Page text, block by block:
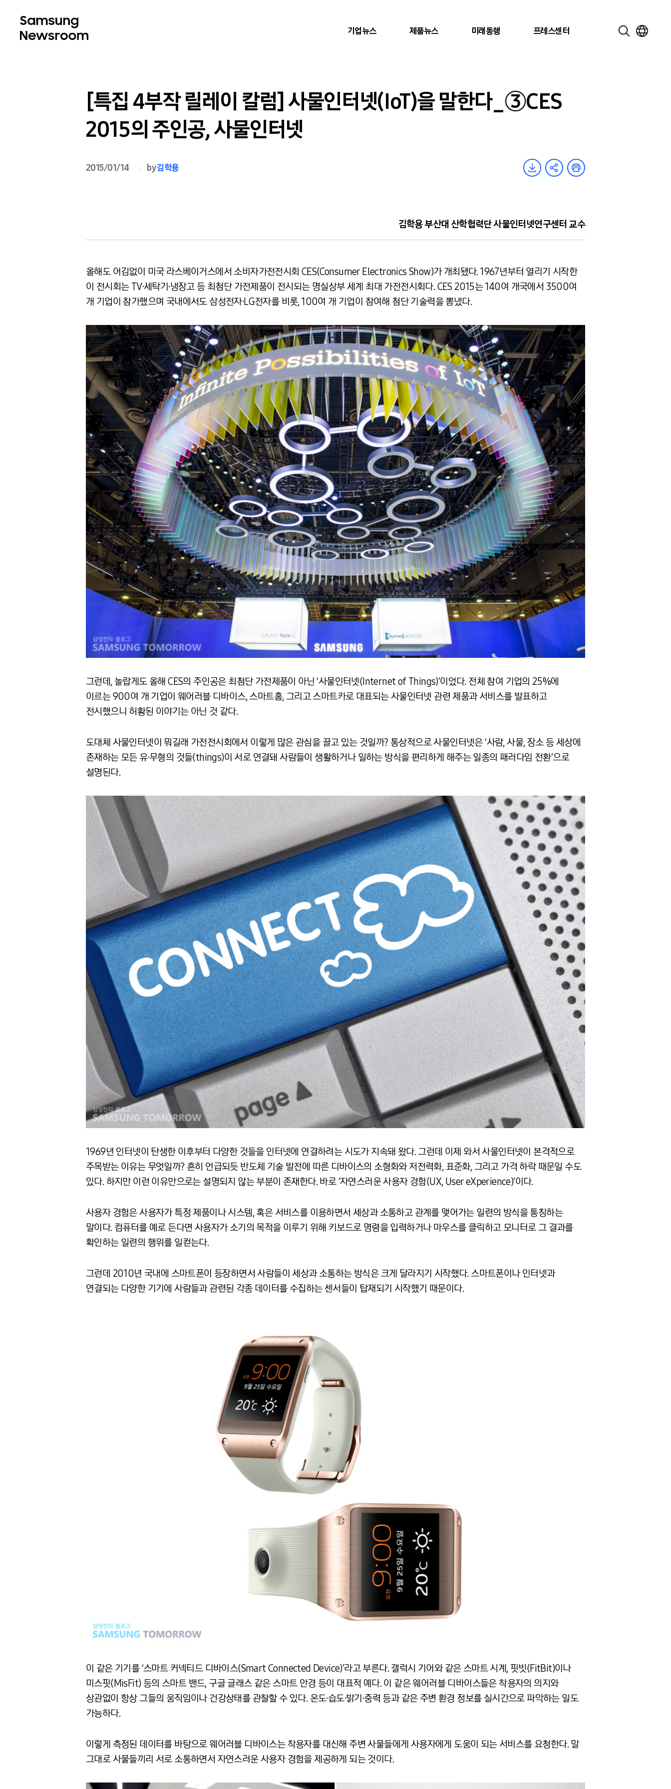
기업뉴스 제품뉴스 미래동행 프레스센터
[특집 4부작 릴레이 칼럼] 사물인터넷(IoT)을 말한다_③CES
2015의 주인공, 사물인터넷
2015/01/14 by김학용
김학용 부산대 산학협력단 사물인터넷연구센터 교수
올해도 어김없이 미국 라스베이거스에서 소비자가전전시회 CES(Consumer Electronics Show)가 개최됐다. 1967년부터 열리기 시작한
이 전시회는 TV·세탁기·냉장고 등 최첨단 가전제품이 전시되는 명실상부 세계 최대 가전전시회다. CES 2015는 140여 개국에서 3500여
개 기업이 참가했으며 국내에서도 삼성전자·LG전자를 비롯, 100여 개 기업이 참여해 첨단 기술력을 뽐냈다.
그런데, 놀랍게도 올해 CES의 주인공은 최첨단 가전제품이 아닌 ‘사물인터넷(Internet of Things)’이었다. 전체 참여 기업의 25%에
이르는 900여 개 기업이 웨어러블 디바이스, 스마트홈, 그리고 스마트카로 대표되는 사물인터넷 관련 제품과 서비스를 발표하고
전시했으니 허황된 이야기는 아닌 것 같다.
도대체 사물인터넷이 뭐길래 가전전시회에서 이렇게 많은 관심을 끌고 있는 것일까? 통상적으로 사물인터넷은 ‘사람, 사물, 장소 등 세상에
존재하는 모든 유·무형의 것들(things)이 서로 연결돼 사람들이 생활하거나 일하는 방식을 편리하게 해주는 일종의 패러다임 전환’으로
설명된다.
1969년 인터넷이 탄생한 이후부터 다양한 것들을 인터넷에 연결하려는 시도가 지속돼 왔다. 그런데 이제 와서 사물인터넷이 본격적으로
주목받는 이유는 무엇일까? 흔히 언급되듯 반도체 기술 발전에 따른 디바이스의 소형화와 저전력화, 표준화, 그리고 가격 하락 때문일 수도
있다. 하지만 이런 이유만으로는 설명되지 않는 부분이 존재한다. 바로 ‘자연스러운 사용자 경험(UX, User eXperience)’이다.
사용자 경험은 사용자가 특정 제품이나 시스템, 혹은 서비스를 이용하면서 세상과 소통하고 관계를 맺어가는 일련의 방식을 통칭하는
말이다. 컴퓨터를 예로 든다면 사용자가 소기의 목적을 이루기 위해 키보드로 명령을 입력하거나 마우스를 클릭하고 모니터로 그 결과를
확인하는 일련의 행위를 일컫는다.
그런데 2010년 국내에 스마트폰이 등장하면서 사람들이 세상과 소통하는 방식은 크게 달라지기 시작했다. 스마트폰이나 인터넷과
연결되는 다양한 기기에 사람들과 관련된 각종 데이터를 수집하는 센서들이 탑재되기 시작했기 때문이다.
이 같은 기기를 ‘스마트 커넥티드 디바이스(Smart Connected Device)’라고 부른다. 갤럭시 기어와 같은 스마트 시계, 핏빗(FitBit)이나
미스핏(MisFit) 등의 스마트 밴드, 구글 글래스 같은 스마트 안경 등이 대표적 예다. 이 같은 웨어러블 디바이스들은 착용자의 의지와
상관없이 항상 그들의 움직임이나 건강상태를 관찰할 수 있다. 온도·습도·밝기·중력 등과 같은 주변 환경 정보를 실시간으로 파악하는 일도
가능하다.
이렇게 측정된 데이터를 바탕으로 웨어러블 디바이스는 착용자를 대신해 주변 사물들에게 사용자에게 도움이 되는 서비스를 요청한다. 말
그대로 사물들끼리 서로 소통하면서 자연스러운 사용자 경험을 제공하게 되는 것이다.